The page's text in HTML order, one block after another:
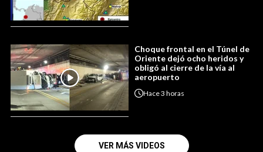
Choque frontal en el Túnel de
Oriente dejó ocho heridos y
obligó al cierre de la vía al
aeropuerto
Hace3 horas
VER MÁS VIDEOS